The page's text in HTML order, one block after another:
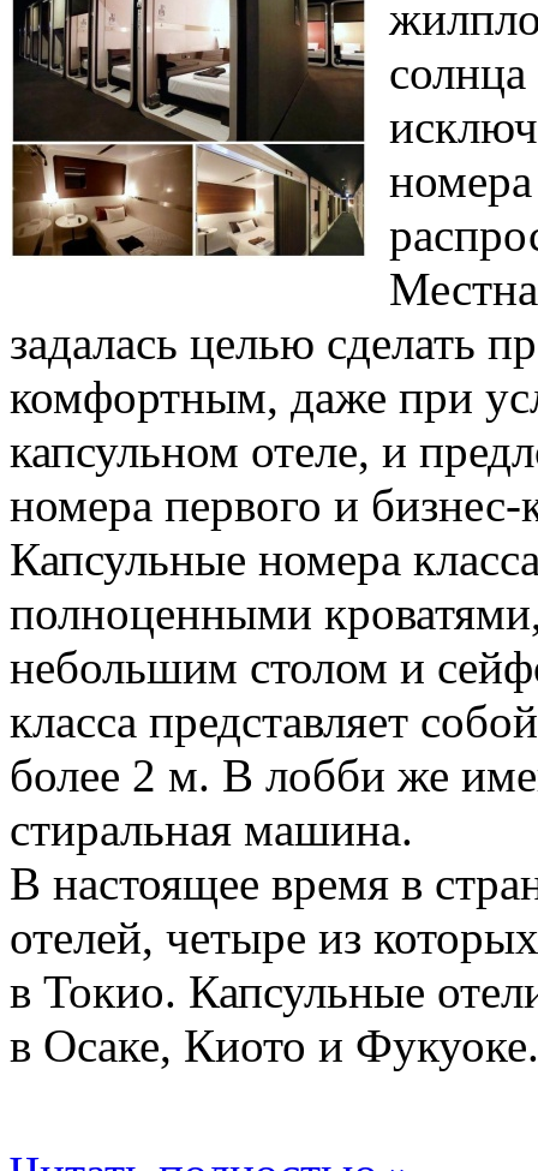
задалась целью сделать
комфортным, даже при
капсульном отеле, и
номера первого и бизнес-
Капсульные номера
полноценными
небольшим столом и
класса представляет
более 2 м. В лобби же
стиральная машина.
В настоящее время в
отелей, четыре из
в Токио. Капсульные
в Осаке, Киото и Фукуоке.